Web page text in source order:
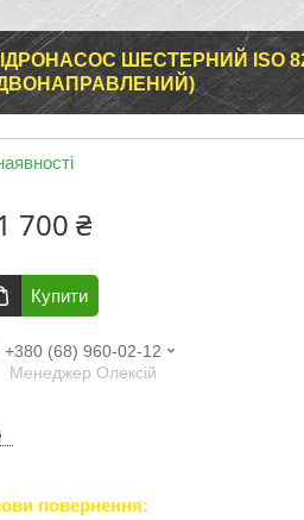
ШЕСТЕРНИЙ ISO
700 ₴
Купити
+380 (68) 960-02-12
Менеджер Олексій